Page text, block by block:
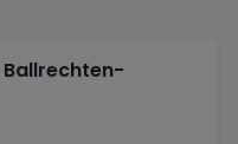
Ballrechten-